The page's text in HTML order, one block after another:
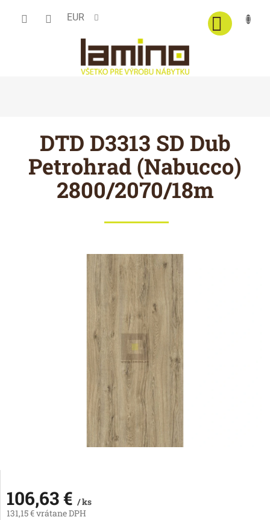
EUR
DTD D3313 SD Dub
Petrohrad (Nabucco)
2800/2070/18m
106,63 € / ks
131,15 € vrátane DPH